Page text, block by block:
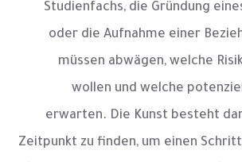
Studienfachs, die Gründung
oder die Aufnahme einer
müssen abwägen, welche
wollen und welche
erwarten. Die Kunst besteht
Zeitpunkt zu finden, um einen